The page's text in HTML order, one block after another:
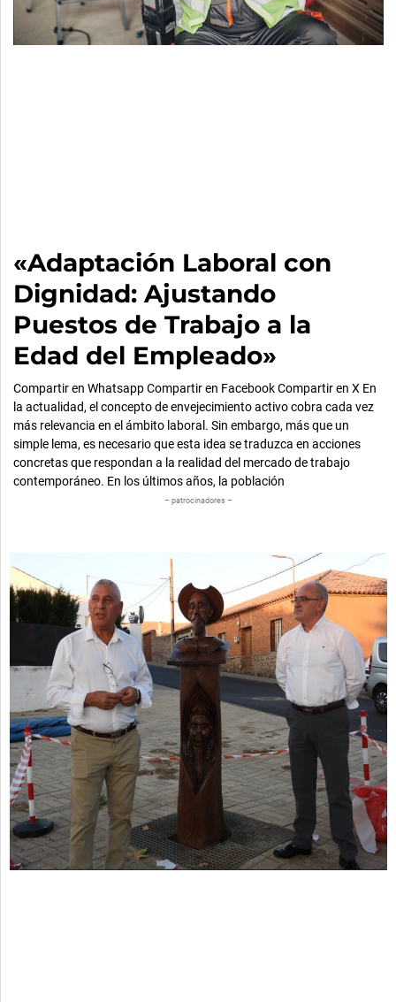
«Adaptación Laboral con
Dignidad: Ajustando
Puestos de Trabajo a la
Edad del Empleado»
Compartir en Whatsapp Compartir en Facebook Compartir en X En
la actualidad, el concepto de envejecimiento activo cobra cada vez
más relevancia en el ámbito laboral. Sin embargo, más que un
simple lema, es necesario que esta idea se traduzca en acciones
concretas que respondan a la realidad del mercado de trabajo
contemporáneo. En los últimos años, la población
– patrocinadores –
Página